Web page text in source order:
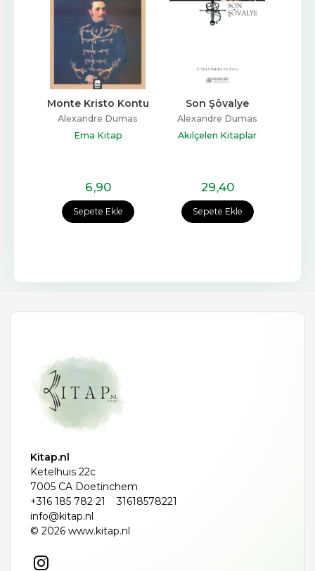
Sepete Ekle
Monte Kristo Kontu
Alexandre Dumas
Ema Kitap
6,90
Sepete Ekle
Son Şövalye
Alexandre Dumas
Akılçelen Kitaplar
29,40
Kitap.nl
Ketelhuis 22c
7005 CA Doetinchem
+316 185 782 21
31618578221
info@kitap.nl
© 2026 www.kitap.nl